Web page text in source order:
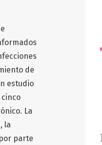
de
estudio
La
la
parte